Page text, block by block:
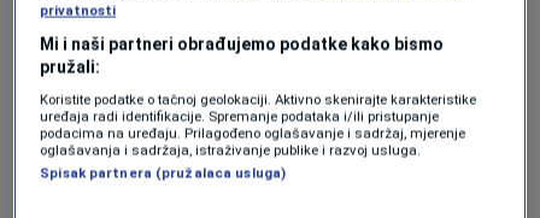
koja je sva ista"
Drugi sagovornik tvrdi da je sve prskano.
"Ali čovjek mora nešto jesti. Ja mogu
rizikovati, djeca ne mogu"
privatnosti
Mi i naši partneri obrađujemo podatke kako bismo
pružali:
Koristite podatke o tačnoj geolokaciji. Aktivno skenirajte karakteristike
uređaja radi identifikacije. Spremanje podataka i/ili pristupanje
podacima na uređaju. Prilagođeno oglašavanje i sadržaj, mjerenje
oglašavanja i sadržaja, istraživanje publike i razvoj usluga.
Spisak partnera (pružalaca usluga)